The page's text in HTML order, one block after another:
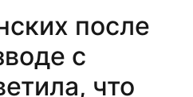
после
с
что